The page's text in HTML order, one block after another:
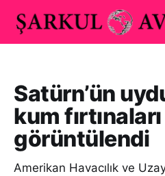
Satürn’ün
kum fırtınaları
görüntülendi
Amerikan Havacılık ve